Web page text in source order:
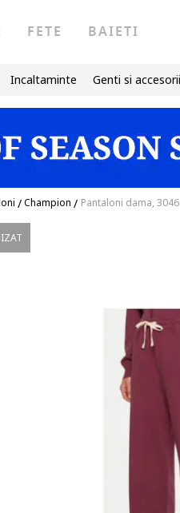
FETE BAIETI
Incaltaminte Genti si accesorii
/Champion / Pantaloni dama,